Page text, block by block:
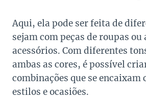
Aqui, ela pode ser feita de
sejam com peças de roupas ou
acessórios. Com diferentes
ambas as cores, é possível
combinações que se encaixam
estilos e ocasiões.